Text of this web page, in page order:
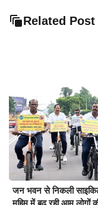
Related Post
जन भवन से निकली
मुहिम में बढ़ रही आम लोगों